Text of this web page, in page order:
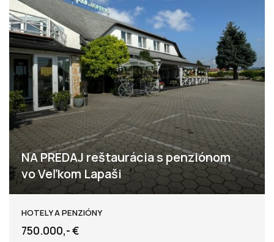
NA PREDAJ reštaurácia s penziónom
vo Veľkom Lapaši
HOTELY A PENZIÓNY
750.000,- €